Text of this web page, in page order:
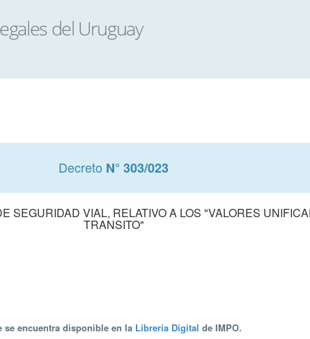
Decreto N° 303/023
SEGURIDAD VIAL, RELATIVO A LOS "VALORES
TRANSITO"
se encuentra disponible en la Librería Digital de IMPO.